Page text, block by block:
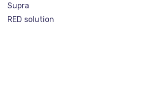
Supra
RED solution